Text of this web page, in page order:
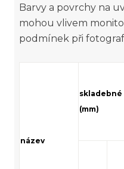
Barvy a povrchy na
mohou vlivem
podmínek při
název
skladebné
(mm)